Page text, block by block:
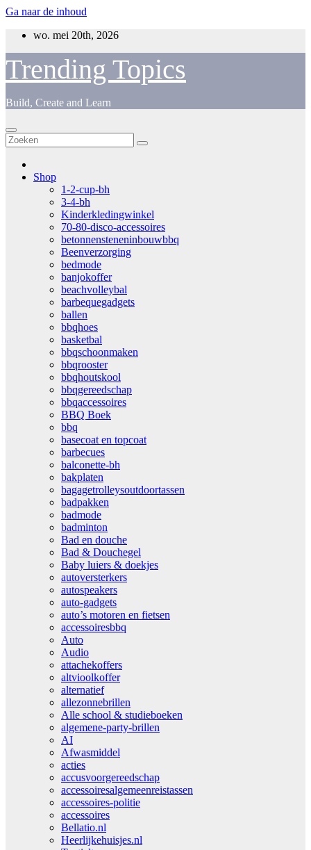
Ga naar de inhoud
wo. mei 20th, 2026
Trending Topics
Build, Create and Learn
Shop
1-2-cup-bh
3-4-bh
Kinderkledingwinkel
70-80-disco-accessoires
betonnensteneninbouwbbq
Beenverzorging
bedmode
banjokoffer
beachvolleybal
barbequegadgets
ballen
bbqhoes
basketbal
bbqschoonmaken
bbqrooster
bbqhoutskool
bbqgereedschap
bbqaccessoires
BBQ Boek
bbq
basecoat en topcoat
barbecues
balconette-bh
bakplaten
bagagetrolleysoutdoortassen
badpakken
badmode
badminton
Bad en douche
Bad & Douchegel
Baby luiers & doekjes
autoversterkers
autospeakers
auto-gadgets
auto’s motoren en fietsen
accessoiresbbq
Auto
Audio
attachekoffers
altvioolkoffer
alternatief
allezonnebrillen
Alle school & studieboeken
algemene-party-brillen
AI
Afwasmiddel
acties
accusvoorgereedschap
accessoiresalgemeenreistassen
accessoires-politie
accessoires
Bellatio.nl
Heerlijkehuisjes.nl